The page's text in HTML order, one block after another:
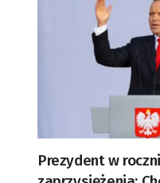
Prezydent w